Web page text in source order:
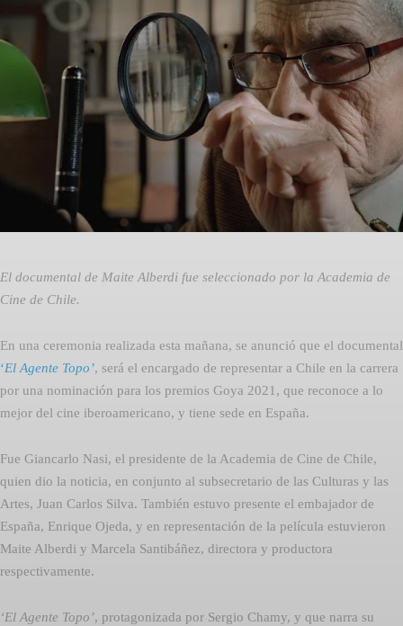
Facebook
El documental de Maite Alberdi fue seleccionado por la Academia de
Cine de Chile.
En una ceremonia realizada esta mañana, se anunció que el documental
‘El Agente Topo’, será el encargado de representar a Chile en la carrera
por una nominación para los premios Goya 2021, que reconoce a lo
mejor del cine iberoamericano, y tiene sede en España.
Fue Giancarlo Nasi, el presidente de la Academia de Cine de Chile,
quien dio la noticia, en conjunto al subsecretario de las Culturas y las
Artes, Juan Carlos Silva. También estuvo presente el embajador de
España, Enrique Ojeda, y en representación de la película estuvieron
Maite Alberdi y Marcela Santibáñez, directora y productora
respectivamente.
‘El Agente Topo’, protagonizada por Sergio Chamy, y que narra su